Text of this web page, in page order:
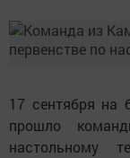
17 сентября на
прошло
настольному